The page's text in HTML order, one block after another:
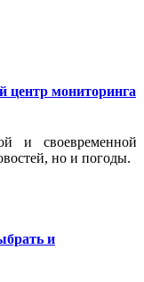
мониторинга
и своевременной
но и погоды.
и